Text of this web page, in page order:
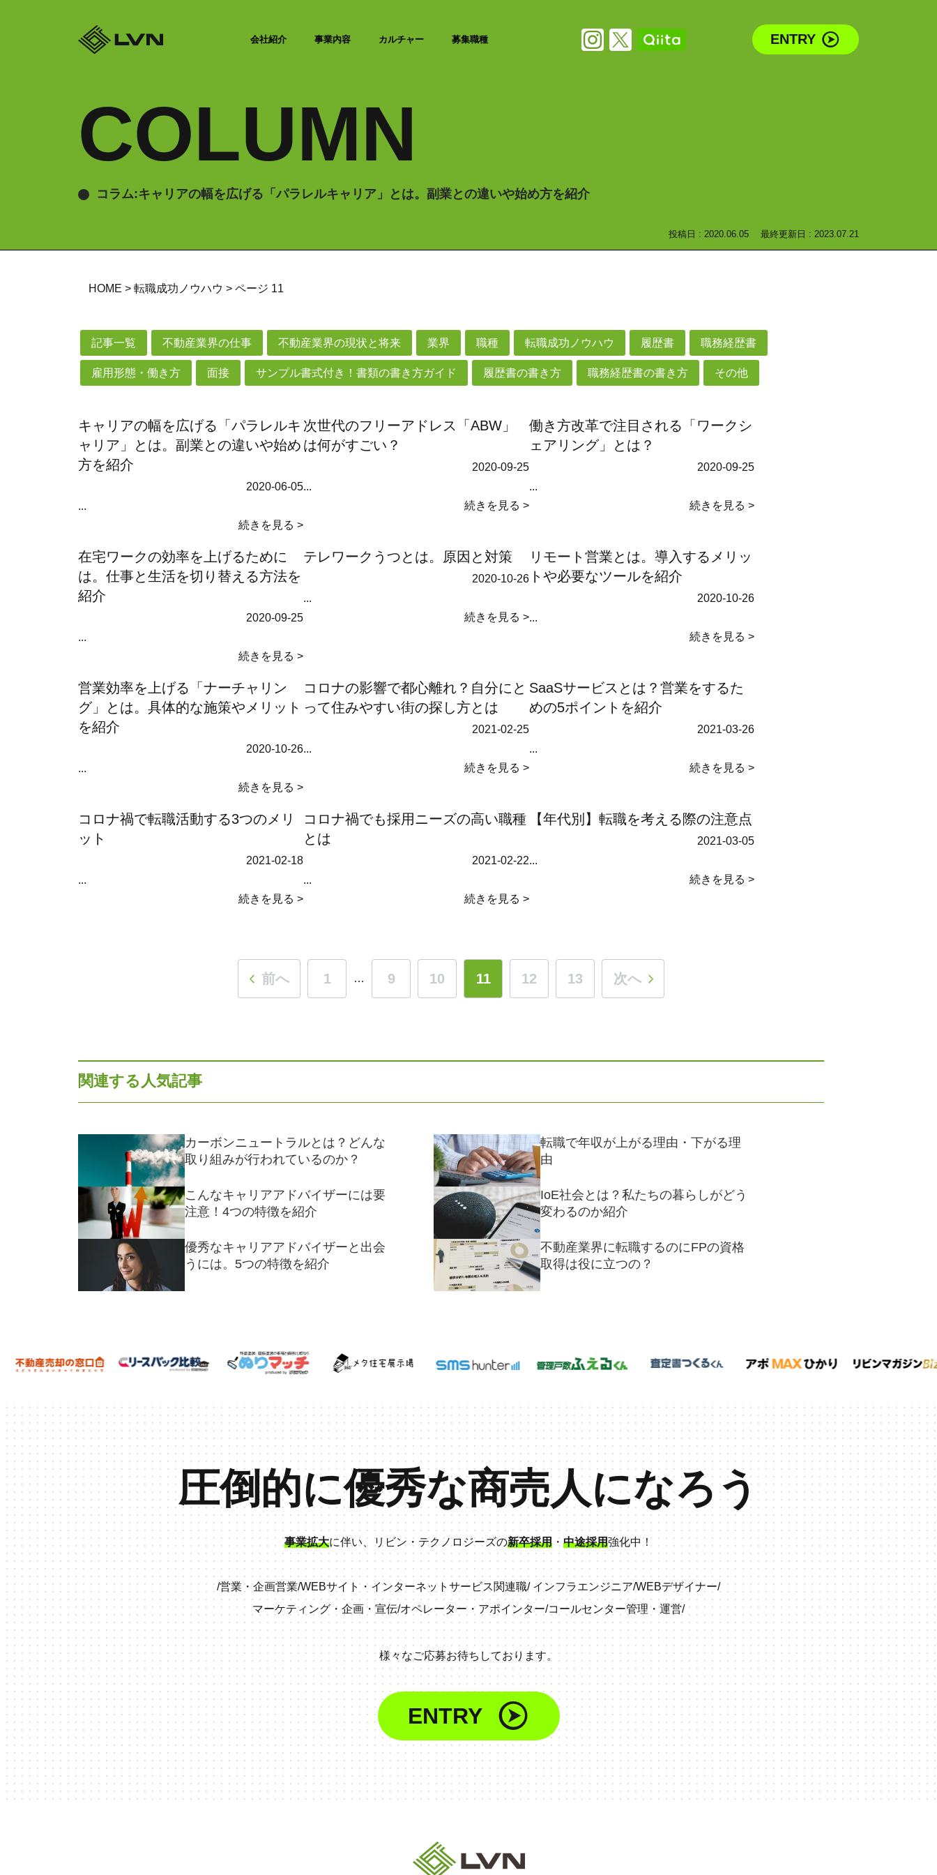
会社紹介 事業内容 カルチャー 募集職種 ENTRY
COLUMN
コラム:キャリアの幅を広げる「パラレルキャリア」とは。副業との違いや始め方を紹介
投稿日 : 2020.06.05 最終更新日 : 2023.07.21
HOME > 転職成功ノウハウ > ページ 11
記事一覧 不動産業界の仕事 不動産業界の現状と将来 業界 職種 転職成功ノウハウ 履歴書 職務経歴書
雇用形態・働き方 面接 サンプル書式付き！書類の書き方ガイド 履歴書の書き方 職務経歴書の書き方 その他
キャリアの幅を広げる「パラレルキ
ャリア」とは。副業との違いや始め
方を紹介
2020-06-05
...
続きを見る >
次世代のフリーアドレス「ABW」
は何がすごい？
2020-09-25
...
続きを見る >
働き方改革で注目される「ワークシ
ェアリング」とは？
2020-09-25
...
続きを見る >
在宅ワークの効率を上げるために
は。仕事と生活を切り替える方法を
紹介
2020-09-25
...
続きを見る >
テレワークうつとは。原因と対策
2020-10-26
...
続きを見る >
リモート営業とは。導入するメリッ
トや必要なツールを紹介
2020-10-26
...
続きを見る >
営業効率を上げる「ナーチャリン
グ」とは。具体的な施策やメリット
を紹介
2020-10-26
...
続きを見る >
コロナの影響で都心離れ？自分にと
って住みやすい街の探し方とは
2021-02-25
...
続きを見る >
SaaSサービスとは？営業をするた
めの5ポイントを紹介
2021-03-26
...
続きを見る >
コロナ禍で転職活動する3つのメリ
ット
2021-02-18
...
続きを見る >
コロナ禍でも採用ニーズの高い職種
とは
2021-02-22
...
続きを見る >
【年代別】転職を考える際の注意点
2021-03-05
...
続きを見る >
前へ 1 … 9 10 11 12 13 次へ
関連する人気記事
カーボンニュートラルとは？どんな
取り組みが行われているのか？
転職で年収が上がる理由・下がる理
由
こんなキャリアアドバイザーには要
注意！4つの特徴を紹介
IoE社会とは？私たちの暮らしがどう
変わるのか紹介
優秀なキャリアアドバイザーと出会
うには。5つの特徴を紹介
不動産業界に転職するのにFPの資格
取得は役に立つの？
圧倒的に優秀な商売人になろう
事業拡大に伴い、リビン・テクノロジーズの新卒採用 ・ 中途採用強化中！
/営業・企画営業/WEBサイト・インターネットサービス関連職/ インフラエンジニア/WEBデザイナー/
マーケティング・企画・宣伝/オペレーター・アポインター/コールセンター管理・運営/
様々なご応募お待ちしております。
ENTRY